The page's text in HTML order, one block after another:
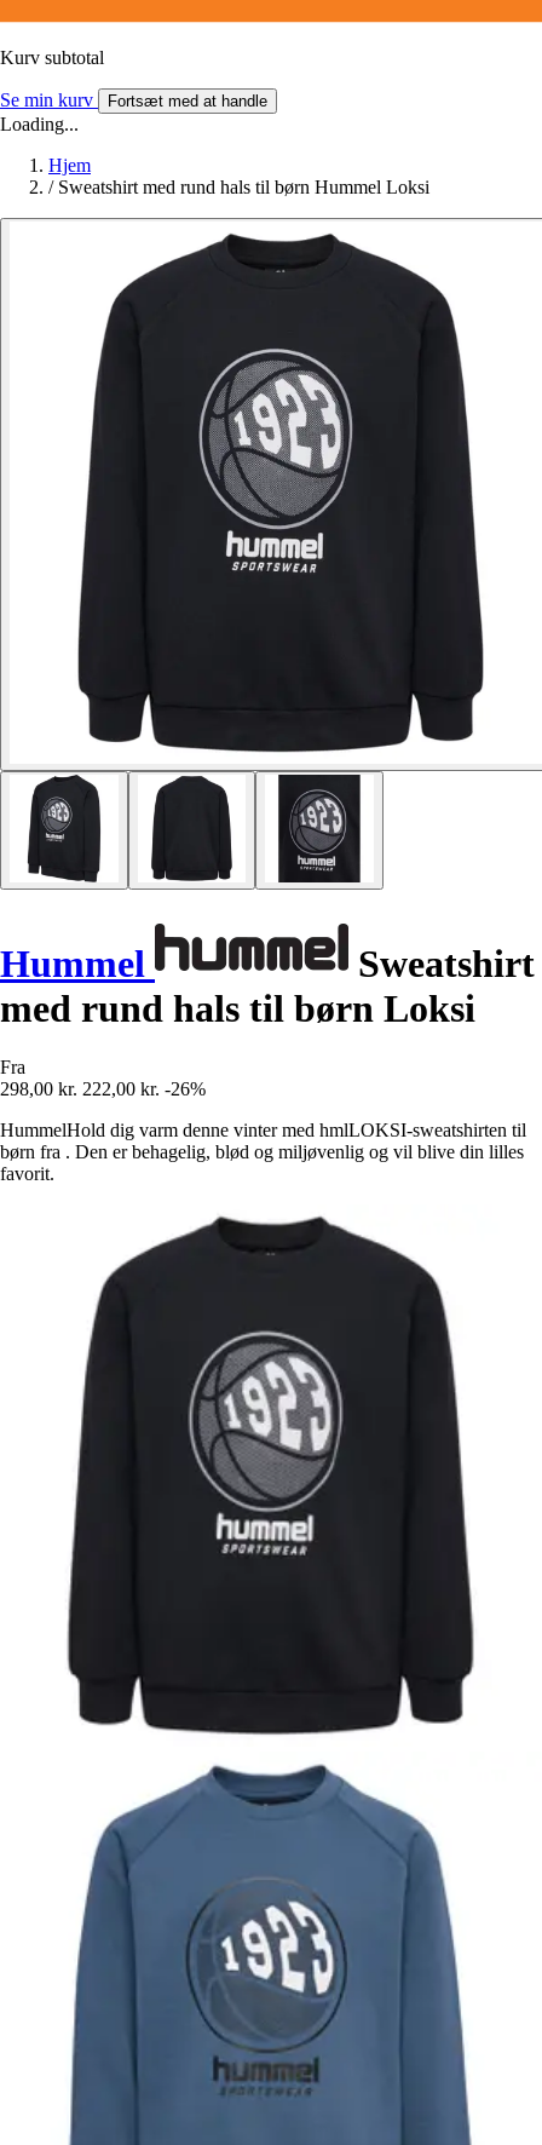
Kurv subtotal
Se min kurv Fortsæt med at handle
Loading...
Hjem
/ Sweatshirt med rund hals til børn Hummel Loksi
Hummel
Sweatshirt
med rund hals til børn Loksi
Fra
298,00 kr. 222,00 kr. -26%
HummelHold dig varm denne vinter med hmlLOKSI-sweatshirten til
børn fra . Den er behagelig, blød og miljøvenlig og vil blive din lilles
favorit.